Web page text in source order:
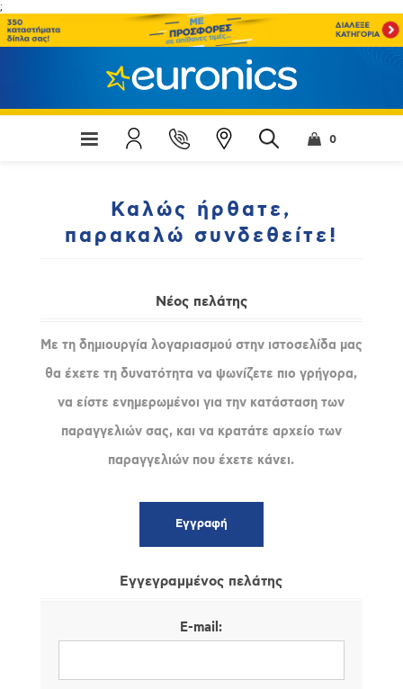
;
0
Καλώς ήρθατε,
παρακαλώ συνδεθείτε!
Νέος πελάτης
Με τη δημιουργία λογαριασμού στην ιστοσελίδα μας
θα έχετε τη δυνατότητα να ψωνίζετε πιο γρήγορα,
να είστε ενημερωμένοι για την κατάσταση των
παραγγελιών σας, και να κρατάτε αρχείο των
παραγγελιών που έχετε κάνει.
Εγγεγραμμένος πελάτης
E-mail: